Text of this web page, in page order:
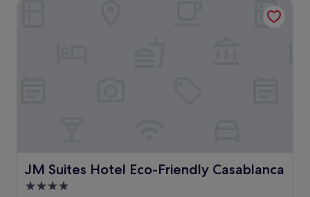
JM Suites Hotel Eco-Friendly Casablanca
JM Suites Hotel Eco-Friendly Casablanca
4.0-